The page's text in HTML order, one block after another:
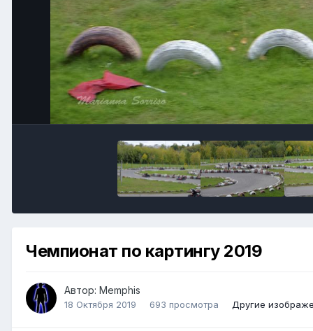
Чемпионат по картингу 2019
Автор: Memphis
18 Октября 2019 693 просмотра Другие